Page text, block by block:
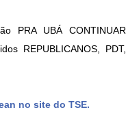
PRA UBÁ CONTINUAR
REPUBLICANOS, PDT,
no site do TSE.